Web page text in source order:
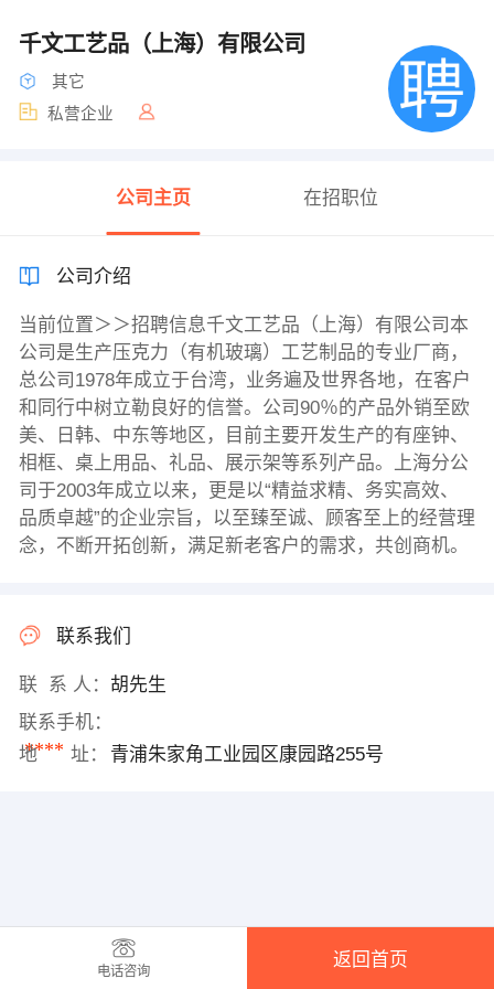
千文工艺品（上海）有限公司
其它
私营企业
公司主页 在招职位
公司介绍
当前位置＞＞招聘信息千文工艺品（上海）有限公司本
公司是生产压克力（有机玻璃）工艺制品的专业厂商，
总公司1978年成立于台湾，业务遍及世界各地，在客户
和同行中树立勒良好的信誉。公司90％的产品外销至欧
美、日韩、中东等地区，目前主要开发生产的有座钟、
相框、桌上用品、礼品、展示架等系列产品。上海分公
司于2003年成立以来，更是以“精益求精、务实高效、
品质卓越”的企业宗旨，以至臻至诚、顾客至上的经营理
念，不断开拓创新，满足新老客户的需求，共创商机。
联系我们
联 系 人： 胡先生
联系手机：
****
地 址： 青浦朱家角工业园区康园路255号
电话咨询
返回首页